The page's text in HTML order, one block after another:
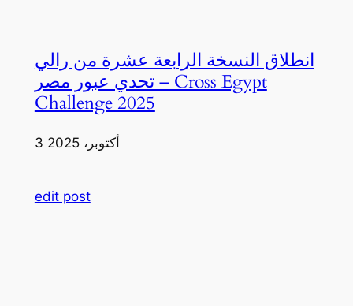
انطلاق النسخة الرابعة عشرة من رالي
تحدي عبور مصر – Cross Egypt
Challenge 2025
3 أكتوبر، 2025
edit post